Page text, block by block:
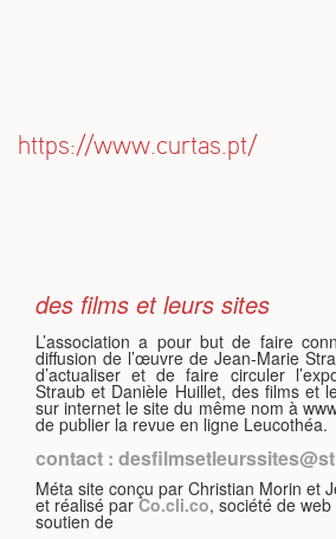
https://www.curtas.pt/
des films et leurs sites
L’association a pour but de faire
diffusion de l’œuvre de Jean-Marie
d’actualiser et de faire circuler
Straub et Danièle Huillet, des films et
sur internet le site du même nom à
de publier la revue en ligne Leucothéa.
contact :
Méta site conçu par Christian Morin et
et réalisé par Co.cli.co, société de
soutien de